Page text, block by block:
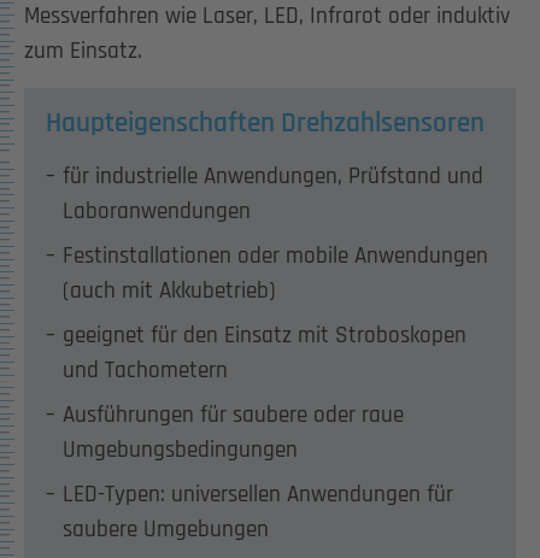
Messverfahren wie Laser, LED, Infrarot oder induktiv
zum Einsatz.
Haupteigenschaften Drehzahlsensoren
für industrielle Anwendungen, Prüfstand und
Laboranwendungen
Festinstallationen oder mobile Anwendungen
(auch mit Akkubetrieb)
geeignet für den Einsatz mit Stroboskopen
und Tachometern
Ausführungen für saubere oder raue
Umgebungsbedingungen
LED-Typen: universellen Anwendungen für
saubere Umgebungen